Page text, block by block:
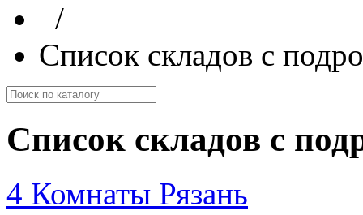
/
Список складов с
Список складов с
4 Комнаты Рязань